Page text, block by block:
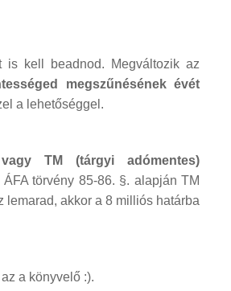
is kell beadnod. Megváltozik az
megszűnésének évét
a lehetőséggel.
TM (tárgyi adómentes)
törvény 85-86. §. alapján TM
lemarad, akkor a 8 milliós határba
a könyvelő :).